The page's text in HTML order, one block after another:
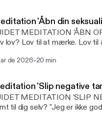
'Åbn din
MEDITATION 'ÅBN OP DIN
lov? Lov til at mærke. Lov til
lag for lag, indtil vi næsten
kvinder, der har lukket ned for vores
Det sted i kroppen,
vi ser på noget, de færreste
os selv. Vi straffer os selv
de 2026-20 min
'Slip negative
MEDITATION 'SLIP
til dig selv? "Jeg er ikke